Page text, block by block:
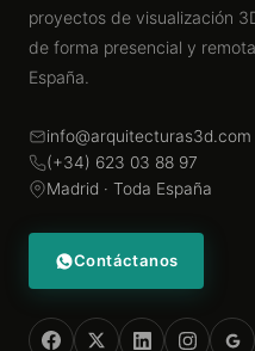
proyectos de visualización
de forma presencial y
España.
info@arquitecturas3d.com
(+34) 623 03 88 97
Madrid · Toda España
Contáctanos